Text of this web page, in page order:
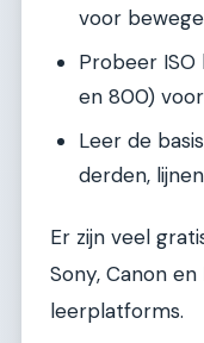
voor
Probeer ISO
en 800)
Leer de
derden,
Er zijn veel
Sony, Canon
leerplatforms.